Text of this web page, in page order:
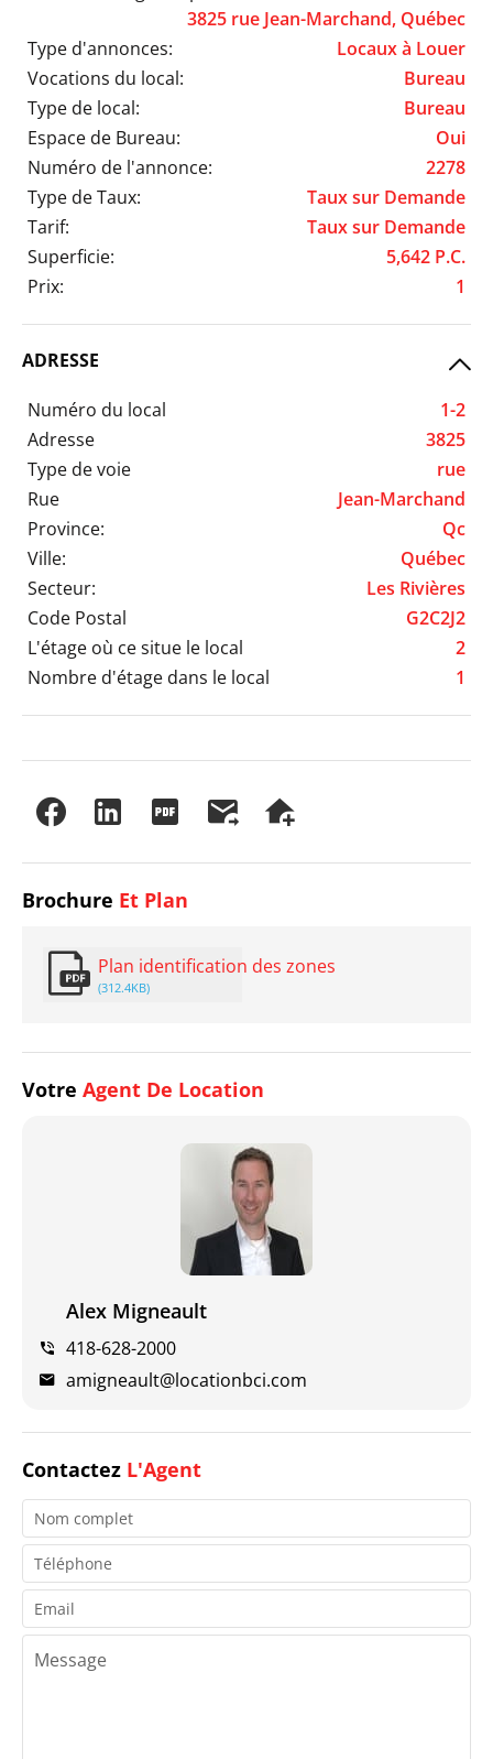
3825 rue Jean-Marchand, Québec
Type d'annonces:
Locaux à Louer
Vocations du local:
Bureau
Type de local:
Bureau
Espace de Bureau:
Oui
Numéro de l'annonce:
2278
Type de Taux:
Taux sur Demande
Tarif:
Taux sur Demande
Superficie:
5,642 P.C.
Prix:
1
ADRESSE
Numéro du local
1-2
Adresse
3825
Type de voie
rue
Rue
Jean-Marchand
Province:
Qc
Ville:
Québec
Secteur:
Les Rivières
Code Postal
G2C2J2
L'étage où ce situe le local
2
Nombre d'étage dans le local
1
Brochure Et Plan
Plan identification des zones
(312.4KB)
Votre Agent De Location
Alex Migneault
418-628-2000
amigneault@locationbci.com
Contactez L'Agent